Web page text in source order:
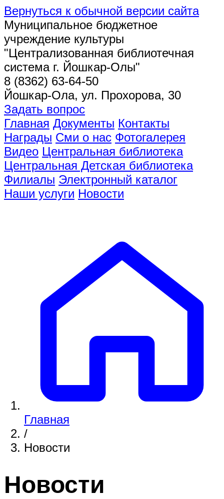
Вернуться к обычной версии сайта
Муниципальное бюджетное
учреждение культуры
"Централизованная библиотечная
система г. Йошкар-Олы"
8 (8362) 63-64-50
Йошкар-Ола, ул. Прохорова, 30
Задать вопрос
Главная Документы Контакты
Награды Сми о нас Фотогалерея
Видео Центральная библиотека
Центральная Детская библиотека
Филиалы Электронный каталог
Наши услуги Новости
Главная
/
Новости
Новости